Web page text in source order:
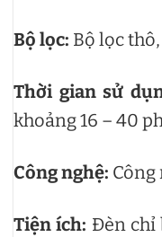
Bộ lọc: Bộ lọc
Thời gian sử
khoảng 16 – 40
Công nghệ: Công
Tiện ích: Đèn chỉ